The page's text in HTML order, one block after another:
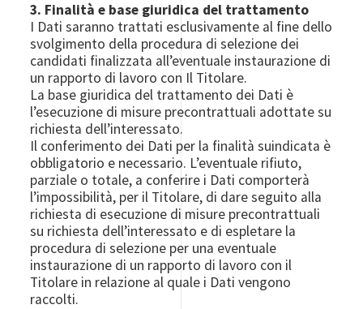
3. Finalità e base giuridica del trattamento
I Dati saranno trattati esclusivamente al fine dello
svolgimento della procedura di selezione dei
candidati finalizzata all’eventuale instaurazione di
un rapporto di lavoro con Il Titolare.
La base giuridica del trattamento dei Dati è
l’esecuzione di misure precontrattuali adottate su
richiesta dell’interessato.
Il conferimento dei Dati per la finalità suindicata è
obbligatorio e necessario. L’eventuale rifiuto,
parziale o totale, a conferire i Dati comporterà
l’impossibilità, per il Titolare, di dare seguito alla
richiesta di esecuzione di misure precontrattuali
su richiesta dell’interessato e di espletare la
procedura di selezione per una eventuale
instaurazione di un rapporto di lavoro con il
Titolare in relazione al quale i Dati vengono
raccolti.